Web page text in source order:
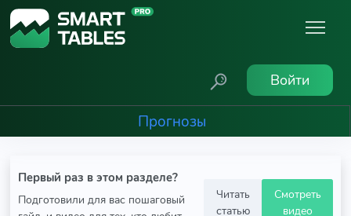
Войти
Прогнозы
Первый раз в этом разделе?
Подготовили для вас пошаговый
Читать
статью
Смотреть
видео